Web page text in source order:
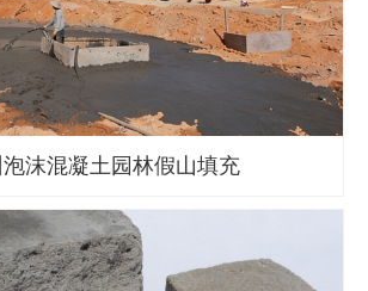
沫混凝土园林假山填充